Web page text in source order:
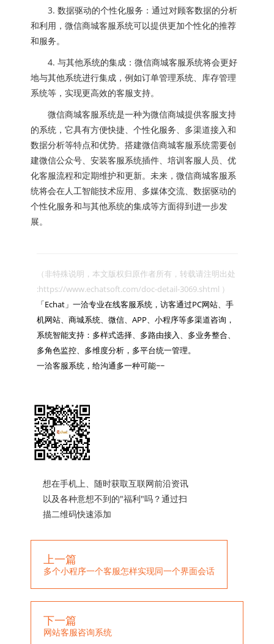
3. 数据驱动的个性化服务：通过对顾客数据的分析
和利用，微信商城客服系统可以提供更加个性化的推荐
和服务。
4. 与其他系统的集成：微信商城客服系统将会更好
地与其他系统进行集成，例如订单管理系统、库存管理
系统等，实现更高效的客服支持。
微信商城客服系统是一种为微信商城提供客服支持
的系统，它具有方便快捷、个性化服务、多渠道接入和
数据分析等特点和优势。搭建微信商城客服系统需要创
建微信公众号、安装客服系统插件、培训客服人员、优
化客服流程和定期维护和更新。未来，微信商城客服系
统将会在人工智能技术应用、多媒体交流、数据驱动的
个性化服务和与其他系统的集成等方面得到进一步发
展。
（非特殊说明，本文版权归原作者所有，转载请注明出处
:https://www.echatsoft.com/doc-detail-3069.shtml ）
「Echat」一洽专业在线客服系统，访客通过PC网站、手
机网站、商城系统、微信、APP、小程序等多渠道咨询，
系统智能支持：多样式选择、多路由接入、多业务整合、
多角色监控、多维度分析，多平台统一管理。
一洽客服系统，给沟通多一种可能~~
想在手机上、随时获取互联网前沿资讯
以及各种意想不到的"福利"吗？通过扫
描二维码快速添加
上一篇
多个小程序一个客服怎样实现同一个界面会话
下一篇
网站客服咨询系统